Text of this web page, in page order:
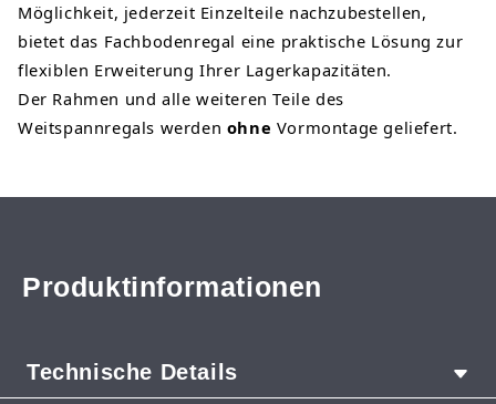
Möglichkeit, jederzeit Einzelteile nachzubestellen,
bietet das Fachbodenregal eine praktische Lösung zur
flexiblen Erweiterung Ihrer Lagerkapazitäten.
Der Rahmen und alle weiteren Teile des
Weitspannregals werden ohne Vormontage geliefert.
Produktinformationen
Technische Details